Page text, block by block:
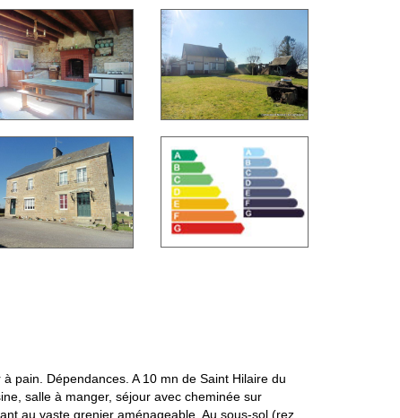
pain. Dépendances. A 10 mn de Saint Hilaire du
salle à manger, séjour avec cheminée sur
au vaste grenier aménageable. Au sous-sol (rez